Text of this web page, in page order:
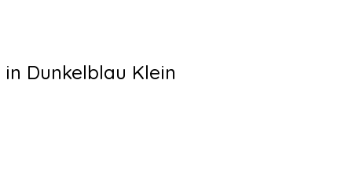
Dunkelblau Klein